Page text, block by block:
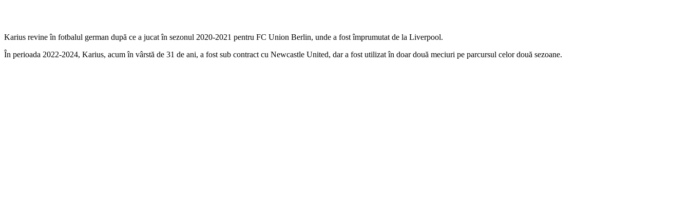
Karius revine în fotbalul german după ce a jucat în sezonul 2020-2021 pentru FC Union Berlin, unde a fost împrumutat de la Liverpool.
În perioada 2022-2024, Karius, acum în vârstă de 31 de ani, a fost sub contract cu Newcastle United, dar a fost utilizat în doar două meciuri pe parcursul celor două sezoane.